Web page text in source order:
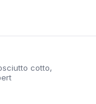
cotto,